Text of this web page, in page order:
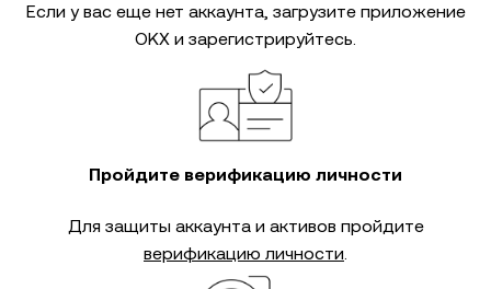
Если у вас еще нет аккаунта, загрузите приложение
OKX и зарегистрируйтесь.
Пройдите верификацию личности
Для защиты аккаунта и активов пройдите
верификацию личности.